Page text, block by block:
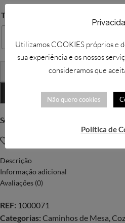
TAMANHO
Solicitar mais informações
Descrição
Informação adicional
Avaliações (0)
REF: 1000071
Categorias: Caminhos de Mesa,
Utilizamos COOKIES próprios e
sua experiência e os nossos
consideramos que
Não quero cookies
Política de